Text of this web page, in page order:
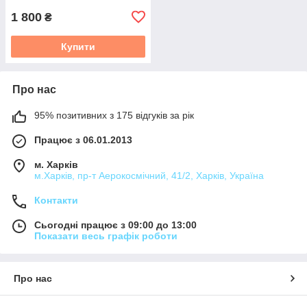
1 800 ₴
Купити
Про нас
95% позитивних з 175 відгуків за рік
Працює з 06.01.2013
м. Харків
м.Харків, пр-т Аерокосмічний, 41/2, Харків, Україна
Контакти
Сьогодні працює з 09:00 до 13:00
Показати весь графік роботи
Про нас